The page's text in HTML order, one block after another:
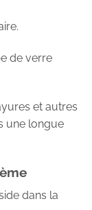
de verre
et autres
une longue
dans la